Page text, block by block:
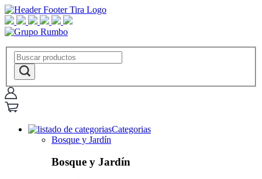
Categorias
Bosque y Jardín
Bosque y Jardín